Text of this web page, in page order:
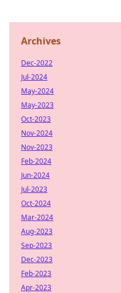
Archives
Dec-2022
Jul-2024
May-2024
May-2023
Oct-2023
Nov-2024
Nov-2023
Feb-2024
Jun-2024
Jul-2023
Oct-2024
Mar-2024
Aug-2023
Sep-2023
Dec-2023
Feb-2023
Apr-2023